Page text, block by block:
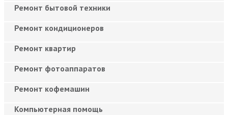
Ремонт бытовой техники
Ремонт кондиционеров
Ремонт квартир
Ремонт фотоаппаратов
Ремонт кофемашин
Компьютерная помощь